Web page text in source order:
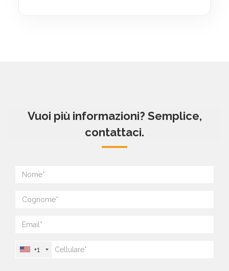
Vuoi più informazioni? Semplice,
contattaci.
+1